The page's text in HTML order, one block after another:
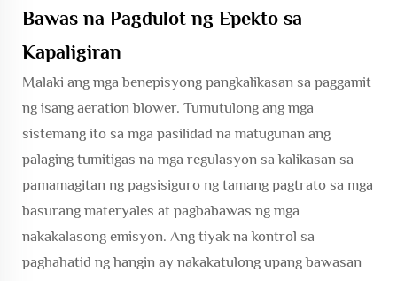
Bawas na Pagdulot ng Epekto sa
Kapaligiran
Malaki ang mga benepisyong pangkalikasan sa paggamit
ng isang aeration blower. Tumutulong ang mga
sistemang ito sa mga pasilidad na matugunan ang
palaging tumitigas na mga regulasyon sa kalikasan sa
pamamagitan ng pagsisiguro ng tamang pagtrato sa mga
basurang materyales at pagbabawas ng mga
nakakalasong emisyon. Ang tiyak na kontrol sa
paghahatid ng hangin ay nakakatulong upang bawasan